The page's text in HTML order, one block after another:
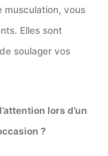
musculation, vous
Elles sont
soulager vos
lors d’un
?